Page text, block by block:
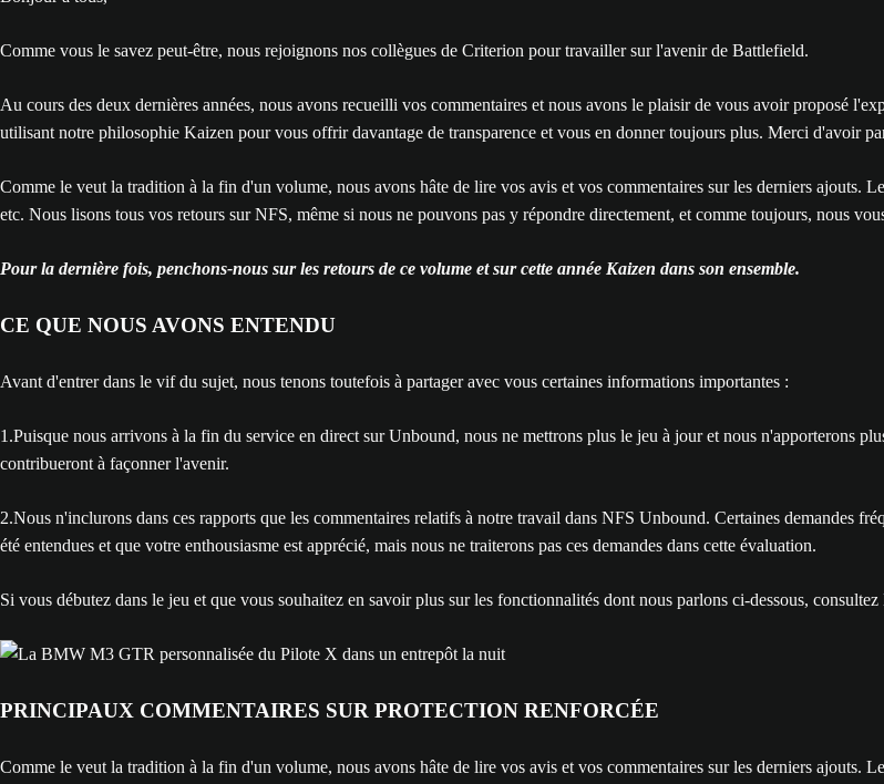
Comme vous le savez peut-être, nous rejoignons nos collègues de Criterion pour travailler sur l'avenir de Battlefield.
Au cours des deux dernières années, nous avons recueilli vos commentaires et nous avons le plaisir de vous avoir proposé
utilisant notre philosophie Kaizen pour vous offrir davantage de transparence et vous en donner toujours plus. Merci d'avoir
Comme le veut la tradition à la fin d'un volume, nous avons hâte de lire vos avis et vos commentaires sur les derniers ajouts.
etc. Nous lisons tous vos retours sur NFS, même si nous ne pouvons pas y répondre directement, et comme toujours, nous
Pour la dernière fois, penchons-nous sur les retours de ce volume et sur cette année Kaizen dans son ensemble.
CE QUE NOUS AVONS ENTENDU
Avant d'entrer dans le vif du sujet, nous tenons toutefois à partager avec vous certaines informations importantes :
1.Puisque nous arrivons à la fin du service en direct sur Unbound, nous ne mettrons plus le jeu à jour et nous n'apporterons
contribueront à façonner l'avenir.
2.Nous n'inclurons dans ces rapports que les commentaires relatifs à notre travail dans NFS Unbound. Certaines demandes
été entendues et que votre enthousiasme est apprécié, mais nous ne traiterons pas ces demandes dans cette évaluation.
Si vous débutez dans le jeu et que vous souhaitez en savoir plus sur les fonctionnalités dont nous parlons ci-dessous, consultez
PRINCIPAUX COMMENTAIRES SUR PROTECTION RENFORCÉE
Comme le veut la tradition à la fin d'un volume, nous avons hâte de lire vos avis et vos commentaires sur les derniers ajouts.